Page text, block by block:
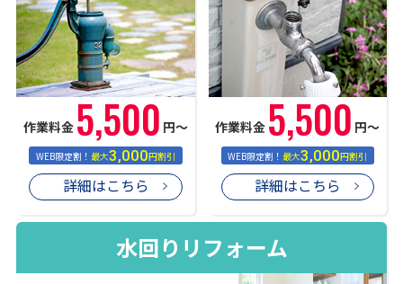
作業料金 5,500 円〜
WEB限定割！最大3,000円割引
詳細はこちら
作業料金 5,500 円〜
WEB限定割！最大3,000円割引
詳細はこちら
水回りリフォーム